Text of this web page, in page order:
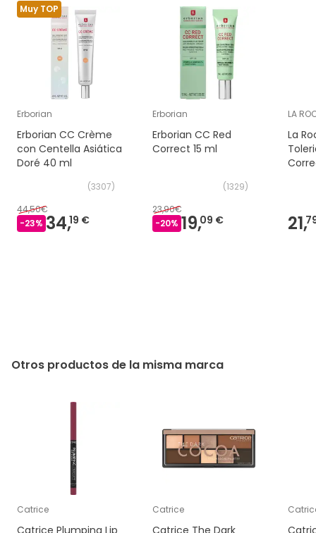
Muy TOP
Erborian
Erborian CC Crème
con Centella Asiática
Doré 40 ml
(3307)
44,50€
-23% 34,19 €
Erborian
Erborian CC Red
Correct 15 ml
(1329)
23,90€
-20% 19,09 €
LA
La
21,
Otros productos de la misma marca
Catrice
Catrice Plumping Lip
Catrice
Catrice The Dark